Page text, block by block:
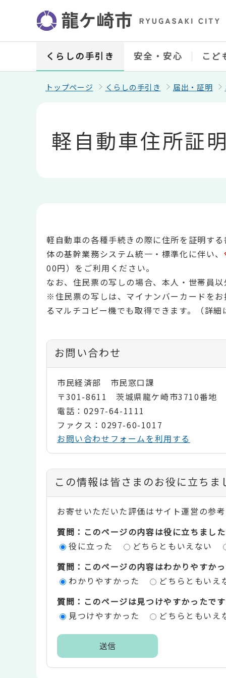
ジ
くらしの手引き 安全・安心 こど
トップページ くらしの手引き 届出・証明
軽自動車住所証
軽自動車の各種手続きの際に住所を証明す
体の基幹業務システム統一・標準化に伴い、
00円）をご利用ください。
なお、住民票の写しの場合、本人・世帯員
※住民票の写しは、マイナンバーカードを
るマルチコピー機でも取得できます。（詳細
お問い合わせ
市民経済部 市民窓口課
〒301-8611 茨城県龍ケ崎市3710番地
電話：0297-64-1111
ファクス：0297-60-1017
お問い合わせフォームを利用する
コ
ン
テ
ン
評
エ
この情報は皆さまのお役に立ちま
お寄せいただいた評価はサイト運営の参考
質問：このページの内容は役に立ちました
役に立った
どちらともいえない
質問：このページの内容はわかりやすか
わかりやすかった
どちらともいえ
質問：このページは見つけやすかったです
見つけやすかった
どちらともいえ